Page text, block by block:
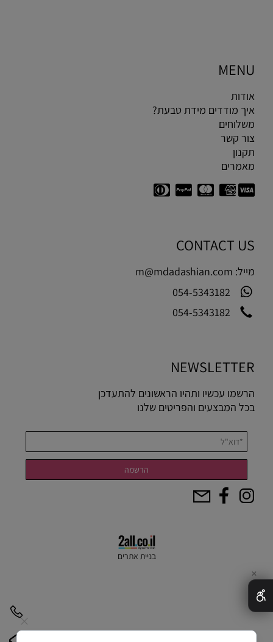
MENU
אודות
איך מודדים מידת טבעת?
משלוחים
צור קשר
תקנון
מאמרים
CONTACT US
מייל: m@mdadashian.com
054-5343182
054-5343182
NEWSLETTER
הרשמו עכשיו ותהיו הראשונים להתעדכן
בכל המבצעים והפריטים שלנו
בניית אתרים
✕